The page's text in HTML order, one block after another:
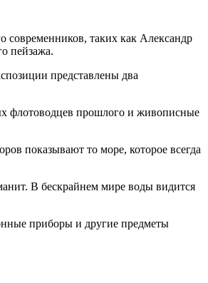
таких как Александр
пейзажа.
представлены два
флотоводцев прошлого и живописные
показывают то море, которое всегда
В бескрайнем мире воды видится
приборы и другие предметы